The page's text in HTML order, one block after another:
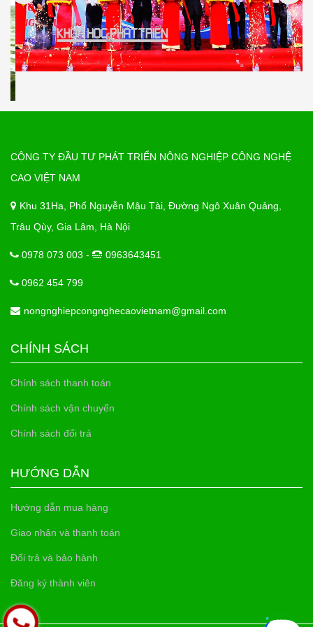
CÔNG TY ĐẦU TƯ PHÁT TRIỂN NÔNG NGHIỆP CÔNG NGHỆ
CAO VIỆT NAM
Khu 31Ha, Phố Nguyễn Mậu Tài, Đường Ngô Xuân Quảng,
Trâu Qùy, Gia Lâm, Hà Nội
0978 073 003 - 0963643451
0962 454 799
nongnghiepcongnghecaovietnam@gmail.com
CHÍNH SÁCH
Chính sách thanh toán
Chính sách vận chuyển
Chính sách đổi trả
HƯỚNG DẪN
Hướng dẫn mua hàng
Giao nhận và thanh toán
Đổi trả và bảo hành
Đăng ký thành viên